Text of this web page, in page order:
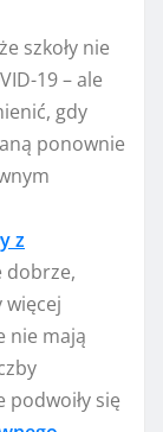
szkoły nie
19 – ale
gdy
ponownie
z
dobrze,
więcej
nie mają
podwoiły się